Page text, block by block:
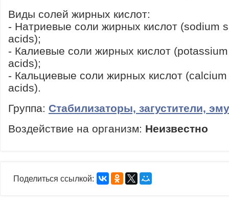
Виды солей жирных кислот:
- Натриевые соли жирных кислот (sodium
acids);
- Калиевые соли жирных кислот
acids);
- Кальциевые соли жирных кислот
acids).
Группа: Стабилизаторы, загустители,
Воздействие на организм: Неизвестно
Поделиться ссылкой: